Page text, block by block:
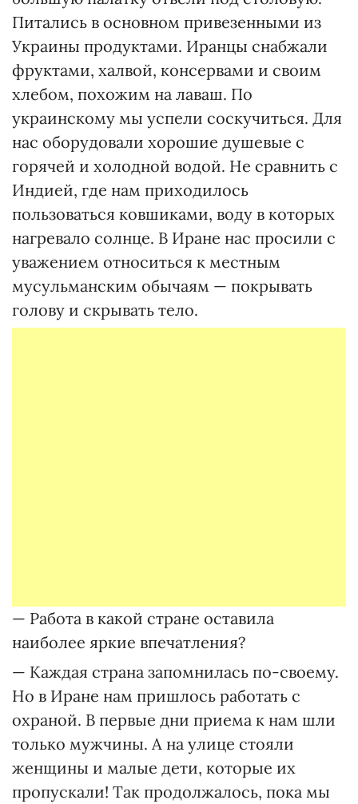
Питались в основном привезенными из
Украины продуктами. Иранцы снабжали
фруктами, халвой, консервами и своим
хлебом, похожим на лаваш. По
украинскому мы успели соскучиться. Для
нас оборудовали хорошие душевые с
горячей и холодной водой. Не сравнить с
Индией, где нам приходилось
пользоваться ковшиками, воду в которых
нагревало солнце. В Иране нас просили с
уважением относиться к местным
мусульманским обычаям — покрывать
голову и скрывать тело.
— Работа в какой стране оставила
наиболее яркие впечатления?
— Каждая страна запомнилась по-своему.
Но в Иране нам пришлось работать с
охраной. В первые дни приема к нам шли
только мужчины. А на улице стояли
женщины и малые дети, которые их
пропускали! Так продолжалось, пока мы